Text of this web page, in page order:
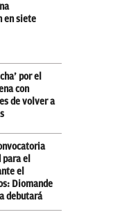
en siete
por el
con
de volver a
el
el
Diomande
debutará